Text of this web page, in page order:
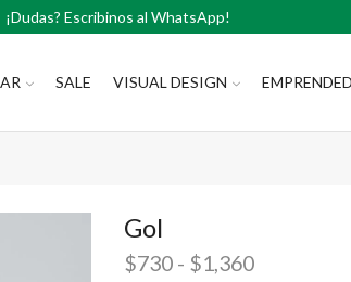
¡Dudas? Escribinos al WhatsApp!
SALE VISUAL DESIGN
Gol
$730 - $1,360